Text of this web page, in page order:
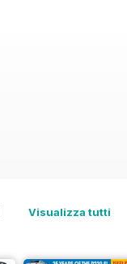
Visualizza tutti